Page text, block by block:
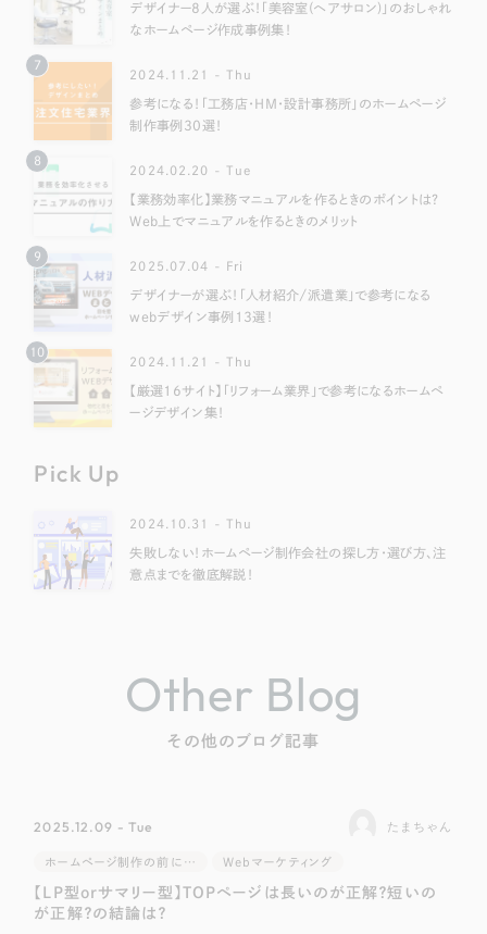
デザイナー8人が選ぶ！「美容室(ヘアサロン)」のおしゃれ
なホームページ作成事例集！
7
2024.11.21 - Thu
参考になる！「工務店・HM・設計事務所」のホームページ
制作事例30選！
8
2024.02.20 - Tue
【業務効率化】業務マニュアルを作るときのポイントは？
Web上でマニュアルを作るときのメリット
9
2025.07.04 - Fri
デザイナーが選ぶ！「人材紹介/派遣業」で参考になる
webデザイン事例13選！
10
2024.11.21 - Thu
【厳選16サイト】「リフォーム業界」で参考になるホームペ
ージデザイン集！
Pick Up
2024.10.31 - Thu
失敗しない！ホームページ制作会社の探し方・選び方、注
意点までを徹底解説！
Other Blog
その他のブログ記事
2025.12.09 - Tue たまちゃん
ホームページ制作の前に… Webマーケティング
【LP型orサマリー型】TOPページは長いのが正解？短いの
が正解？の結論は？